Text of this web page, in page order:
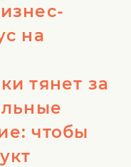
на
тянет за
чтобы